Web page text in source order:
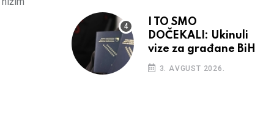
I TO SMO
DOČEKALI: Ukinuli
vize za građane BiH
3. AVGUST 2026.